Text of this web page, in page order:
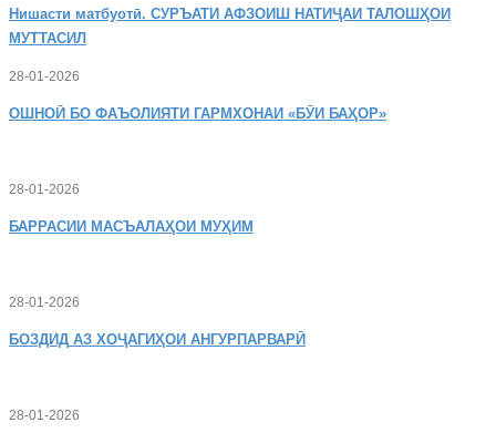
Нишасти матбуотӣ. СУРЪАТИ АФЗОИШ НАТИҶАИ ТАЛОШҲОИ
МУТТАСИЛ
28-01-2026
ОШНОӢ БО ФАЪОЛИЯТИ ГАРМХОНАИ «БӮИ БАҲОР»
28-01-2026
БАРРАСИИ МАСЪАЛАҲОИ МУҲИМ
28-01-2026
БОЗДИД АЗ ХОҶАГИҲОИ АНГУРПАРВАРӢ
28-01-2026